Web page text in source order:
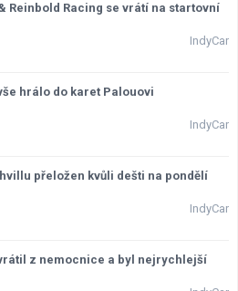
Reinbold Racing se vrátí na startovní
IndyCar
hrálo do karet Palouovi
IndyCar
přeložen kvůli dešti na pondělí
IndyCar
z nemocnice a byl nejrychlejší